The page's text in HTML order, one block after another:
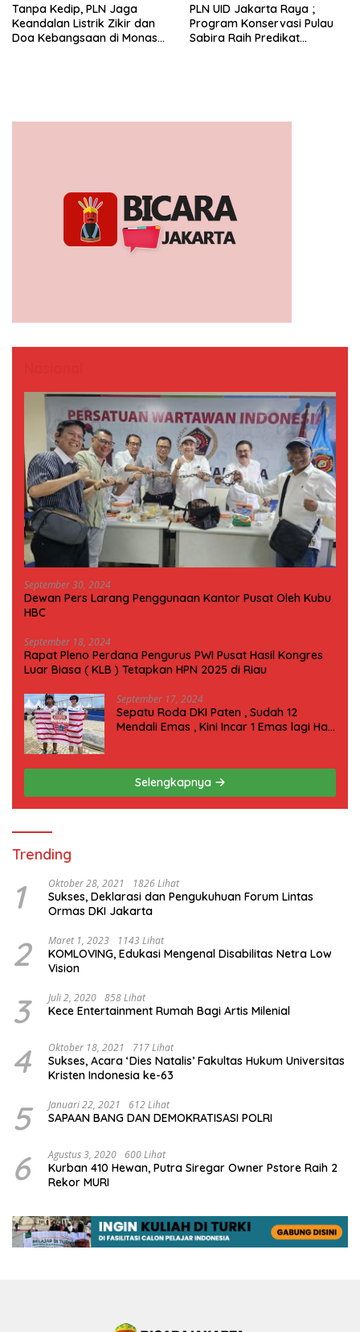
Tanpa Kedip, PLN Jaga
Keandalan Listrik Zikir dan
Doa Kebangsaan di Monas
PLN UID Jakarta Raya ;
Program Konservasi Pulau
Sabira Raih Predikat
September 30, 2024
Dewan Pers Larang Penggunaan Kantor Pusat Oleh Kubu
HBC
September 18, 2024
Rapat Pleno Perdana Pengurus PWI Pusat Hasil Kongres
Luar Biasa ( KLB ) Tetapkan HPN 2025 di Riau
September 17, 2024
Sepatu Roda DKI Paten , Sudah 12
Mendali Emas , Kini Incar 1 Emas lagi Hari
Selengkapnya
Trending
1 Oktober 28, 2021 1826 Lihat
Sukses, Deklarasi dan Pengukuhuan Forum Lintas
Ormas DKI Jakarta
2 Maret 1, 2023 1143 Lihat
KOMLOVING, Edukasi Mengenal Disabilitas Netra Low
Vision
3 Juli 2, 2020 858 Lihat
Kece Entertainment Rumah Bagi Artis Milenial
4 Oktober 18, 2021 717 Lihat
Sukses, Acara ‘Dies Natalis’ Fakultas Hukum Universitas
Kristen Indonesia ke-63
5 Januari 22, 2021 612 Lihat
SAPAAN BANG DAN DEMOKRATISASI POLRI
6 Agustus 3, 2020 600 Lihat
Kurban 410 Hewan, Putra Siregar Owner Pstore Raih 2
Rekor MURI